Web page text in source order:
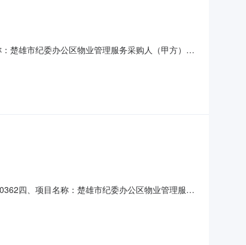
楚雄市纪委办公区物业管理服务采购人（甲方）：
市机关事务服务中心关于物业管理
四、项目名称：楚雄市纪委办公区物业管理服务
的名称：楚雄市纪委办公区物业管理服